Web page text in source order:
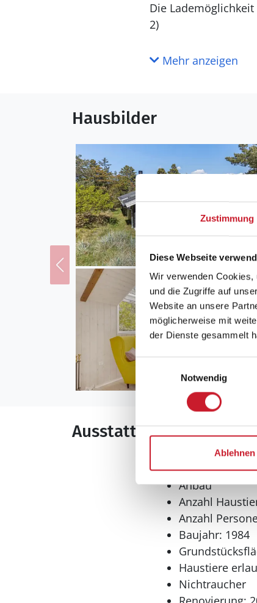
Zustimmung
Diese Webseite
Wir verwenden
und die Zugriffe auf
Website an unsere
möglicherweise mit
der Dienste gesammelt
Einwilligungsauswahl
Notwendig
Ablehnen
Die
2)
Mehr anzeigen
Hausbilder
Ausstattung
Anbau
Anzahl
Anzahl
Baujahr: 1984
Haustiere
Nichtraucher